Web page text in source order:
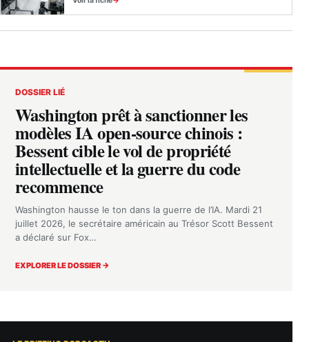
DOSSIER LIÉ
Washington prêt à sanctionner les
modèles IA open-source chinois :
Bessent cible le vol de propriété
intellectuelle et la guerre du code
recommence
Washington hausse le ton dans la guerre de l’IA. Mardi 21
juillet 2026, le secrétaire américain au Trésor Scott Bessent
a déclaré sur Fox…
EXPLORER LE DOSSIER →